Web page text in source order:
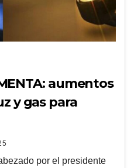
aumentos
y gas para
por el presidente